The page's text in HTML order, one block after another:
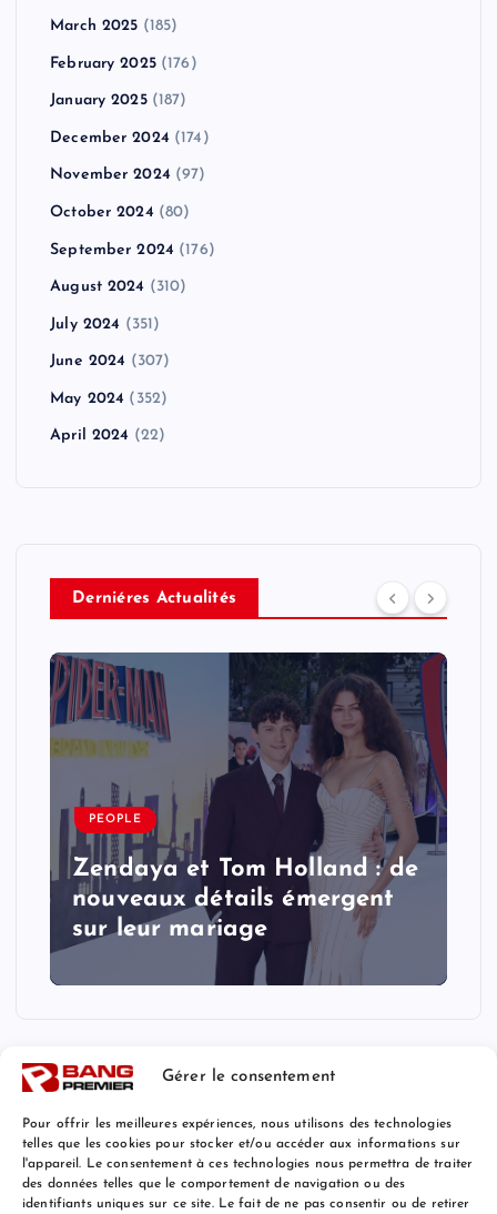
Gérer le consentement
Pour offrir les meilleures expériences, nous utilisons des technologies
telles que les cookies pour stocker et/ou accéder aux informations sur
l'appareil. Le consentement à ces technologies nous permettra de traiter
des données telles que le comportement de navigation ou des
identifiants uniques sur ce site. Le fait de ne pas consentir ou de retirer
March 2025 (185)
February 2025(176)
January 2025(187)
December 2024 (174)
November 2024 (97)
October 2024 (80)
September 2024 (176)
August 2024 (310)
July 2024 (351)
June 2024 (307)
May 2024 (352)
April 2024 (22)
Derniéres Actualités
PEOPLE
Zendaya et Tom Holland : de
nouveaux détails émergent
sur leur mariage
Mentions Légales